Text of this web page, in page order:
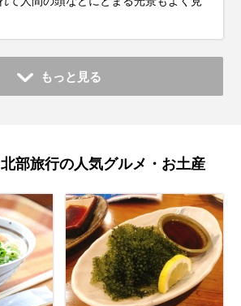
もっと見る
部旅行の人気グルメ・お土産